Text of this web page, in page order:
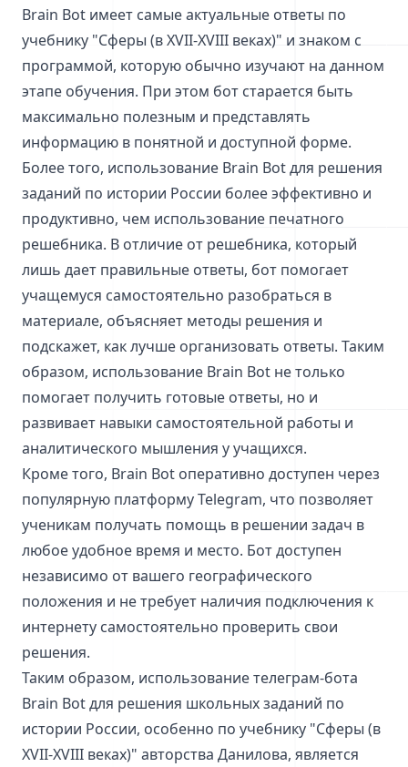
Brain Bot имеет самые актуальные ответы по
учебнику "Сферы (в XVII-XVIII веках)" и знаком с
программой, которую обычно изучают на данном
этапе обучения. При этом бот старается быть
максимально полезным и представлять
информацию в понятной и доступной форме.
Более того, использование Brain Bot для решения
заданий по истории России более эффективно и
продуктивно, чем использование печатного
решебника. В отличие от решебника, который
лишь дает правильные ответы, бот помогает
учащемуся самостоятельно разобраться в
материале, объясняет методы решения и
подскажет, как лучше организовать ответы. Таким
образом, использование Brain Bot не только
помогает получить готовые ответы, но и
развивает навыки самостоятельной работы и
аналитического мышления у учащихся.
Кроме того, Brain Bot оперативно доступен через
популярную платформу Telegram, что позволяет
ученикам получать помощь в решении задач в
любое удобное время и место. Бот доступен
независимо от вашего географического
положения и не требует наличия подключения к
интернету самостоятельно проверить свои
решения.
Таким образом, использование телеграм-бота
Brain Bot для решения школьных заданий по
истории России, особенно по учебнику "Сферы (в
XVII-XVIII веках)" авторства Данилова, является